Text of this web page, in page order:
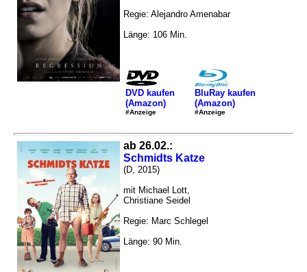
Regie: Alejandro Amenabar
Länge: 106 Min.
DVD kaufen
(Amazon)
#Anzeige
BluRay kaufen
(Amazon)
#Anzeige
ab 26.02.:
Schmidts Katze
(D, 2015)
mit Michael Lott,
Christiane Seidel
Regie: Marc Schlegel
Länge: 90 Min.